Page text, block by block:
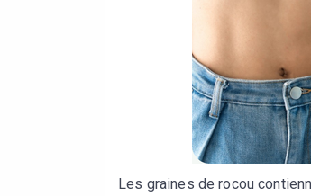
Les graines de rocou